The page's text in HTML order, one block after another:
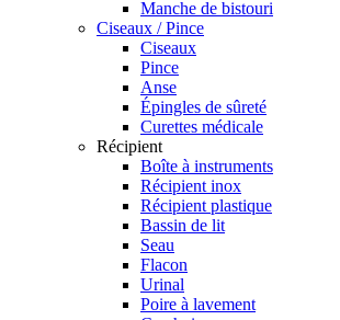
Manche de bistouri
Ciseaux / Pince
Ciseaux
Pince
Anse
Épingles de sûreté
Curettes médicale
Récipient
Boîte à instruments
Récipient inox
Récipient plastique
Bassin de lit
Seau
Flacon
Urinal
Poire à lavement